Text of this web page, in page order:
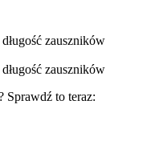
zauszników
zauszników
Sprawdź to teraz: